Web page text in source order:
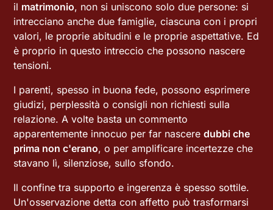
il matrimonio, non si uniscono solo due persone: si
intrecciano anche due famiglie, ciascuna con i propri
valori, le proprie abitudini e le proprie aspettative. Ed
è proprio in questo intreccio che possono nascere
tensioni.
I parenti, spesso in buona fede, possono esprimere
giudizi, perplessità o consigli non richiesti sulla
relazione. A volte basta un commento
apparentemente innocuo per far nasceredubbi che
prima non c'erano, o per amplificare incertezze che
stavano lì, silenziose, sullo sfondo.
Il confine tra supporto e ingerenza è spesso sottile.
Un'osservazione detta con affetto può trasformarsi